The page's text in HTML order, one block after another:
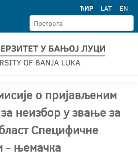
ЋИР LAT EN
о пријављеним
неизбор у звање за
Специфичне
- њемачка